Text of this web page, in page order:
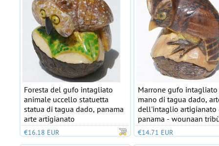
Foresta del gufo intagliato
animale uccello statuetta
statua di tagua dado, panama
arte artigianato
€16.18 EUR
Marrone gufo intagliato
mano di tagua dado,
dell'intaglio artigianato
panama - wounaan
€14.71 EUR